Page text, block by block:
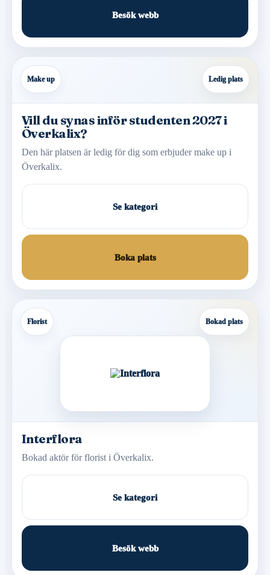
Besök webb
Make up Ledig plats
Vill du synas inför studenten 2027 i
Överkalix?
Den här platsen är ledig för dig som erbjuder make up i
Överkalix.
Se kategori
Boka plats
Florist Bokad plats
Interflora
Bokad aktör för florist i Överkalix.
Se kategori
Besök webb